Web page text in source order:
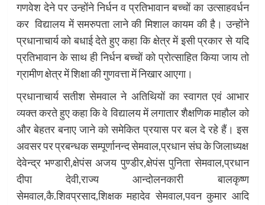
गणवेश देने पर उन्होंने निर्धन व प्रतिभावान बच्चों का उत्साहवर्धन
कर विद्यालय में समरुपता लाने की मिशाल कायम की है। उन्होंने
प्रधानाचार्य को बधाई देते हुए कहा कि क्षेत्र में इसी प्रकार से यदि
प्रतिभावान के साथ ही निर्धन बच्चों को प्रोत्साहित किया जाय तो
ग्रामीण क्षेत्र में शिक्षा की गुणवत्ता में निखार आएगा।
प्रधानाचार्य सतीश सेमवाल ने अतिथियों का स्वागत एवं आभार
व्यक्त करते हुए कहा कि वे विद्यालय में लगातार शैक्षणिक माहौल को
और बेहतर बनाए जाने को समेकित प्रयास पर बल दे रहे हैं। इस
अवसर पर प्रबन्धक सम्पूर्णानन्द सेमवाल,प्रधान संघ के जिलाध्यक्ष
देवेन्द्र भण्डारी,क्षेपंस अजय पुण्डीर,क्षेपंस पुनिता सेमवाल,प्रधान
दीपा देवी,राज्य आन्दोलनकारी बालकृष्ण
सेमवाल,कै.शिवप्रसाद,शिक्षक महादेव सेमवाल,पवन कुमार आदि